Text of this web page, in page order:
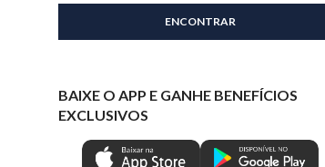
BAIXE O APP E GANHE BENEFÍCIOS
EXCLUSIVOS